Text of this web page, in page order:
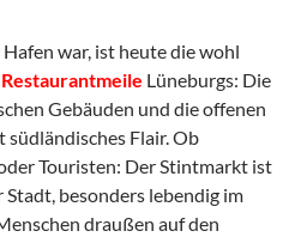
war, ist heute die wohl
Lüneburgs: Die
Gebäuden und die offenen
südländisches Flair. Ob
Touristen: Der Stintmarkt ist
besonders lebendig im
draußen auf den